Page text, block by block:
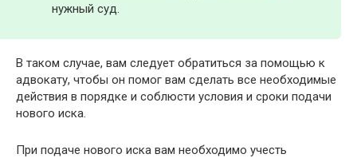
нужный суд.
В таком случае, вам следует обратиться за помощью к
адвокату, чтобы он помог вам сделать все необходимые
действия в порядке и соблюсти условия и сроки подачи
нового иска.
При подаче нового иска вам необходимо учесть